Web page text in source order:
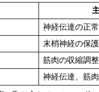
神経伝達の正
末梢神経の保
筋肉の収縮調
神経伝達、筋